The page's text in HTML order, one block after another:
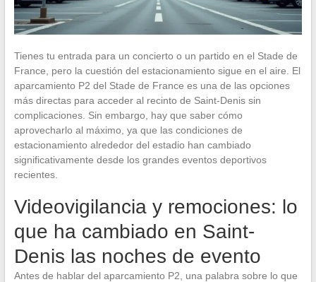
Tienes tu entrada para un concierto o un partido en el Stade de
France, pero la cuestión del estacionamiento sigue en el aire. El
aparcamiento P2 del Stade de France es una de las opciones
más directas para acceder al recinto de Saint-Denis sin
complicaciones. Sin embargo, hay que saber cómo
aprovecharlo al máximo, ya que las condiciones de
estacionamiento alrededor del estadio han cambiado
significativamente desde los grandes eventos deportivos
recientes.
Videovigilancia y remociones: lo
que ha cambiado en Saint-
Denis las noches de evento
Antes de hablar del aparcamiento P2, una palabra sobre lo que